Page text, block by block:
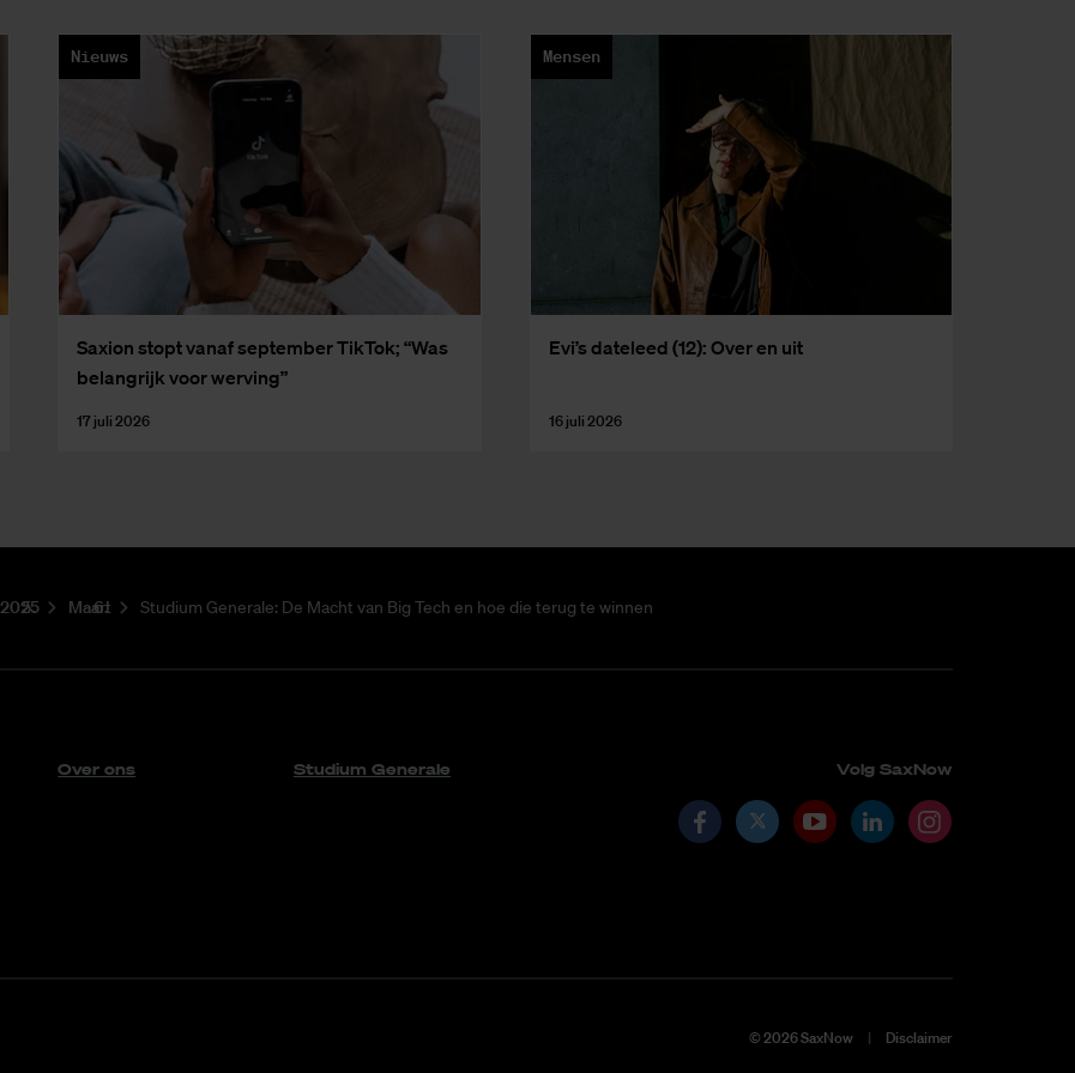
Nieuws
Saxi­on stopt van­af sep­tem­ber Tik­Tok; “Was
be­lang­rijk voor wer­ving”
17 juli 2026
Mensen
Evi’s da­te­leed (12): Over en uit
16 juli 2026
2025 Maart Studium Generale: De Macht van Big Tech en hoe die terug te winnen
Over ons Studium Generale Volg SaxNow
©2026SaxNow Disclaimer